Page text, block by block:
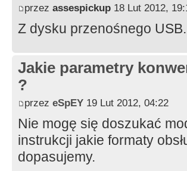
przez assespickup 18 Lut 2012,
Z dysku przenośnego USB.
Jakie parametry
?
przez eSpEY 19 Lut 2012, 04:22
Nie mogę się doszukać
instrukcji jakie formaty
dopasujemy.